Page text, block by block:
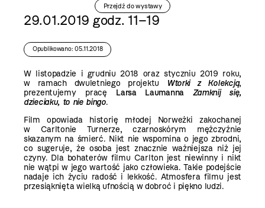
Przejdź do wystawy
29.01.2019 godz. 11–19
Opublikowano: 05.11.2018
W listopadzie i grudniu 2018 oraz styczniu 2019 roku,
w ramach dwuletniego projektu
Wtorki z Kolekcją,
prezentujemy pracę Larsa Laumanna Zamknij się,
dzieciaku, to nie bingo.
Film opowiada historię młodej Norweżki zakochanej
w Carltonie Turnerze, czarnoskórym mężczyźnie
skazanym na śmierć. Nikt nie wspomina o jego zbrodni,
co sugeruje, że osoba jest znacznie ważniejsza niż jej
czyny. Dla bohaterów filmu Carlton jest niewinny i nikt
nie wątpi w jego wartość jako człowieka. Takie podejście
nadaje ich życiu radość i lekkość. Atmosfera filmu jest
przesiąknięta wielką ufnością w dobroć i piękno ludzi.